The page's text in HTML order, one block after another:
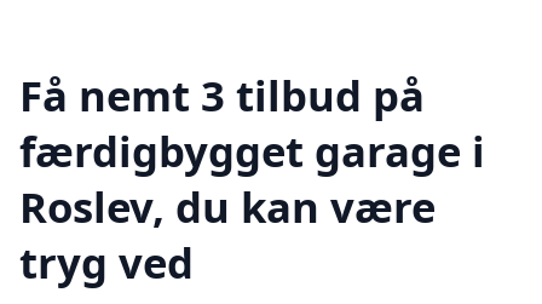
Få nemt 3 tilbud på
færdigbygget garage i
Roslev, du kan være
tryg ved